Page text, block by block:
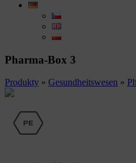
Pharma-Box 3
Produkty » Gesundheitswesen »